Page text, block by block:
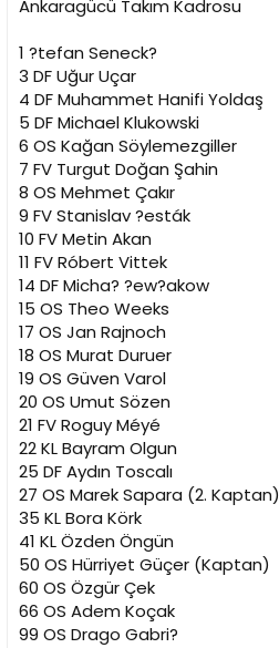
Ankaragücü Takım Kadrosu
1 ?tefan Seneck?
3 DF Uğur Uçar
4 DF Muhammet Hanifi Yoldaş
5 DF Michael Klukowski
6 OS Kağan Söylemezgiller
7 FV Turgut Doğan Şahin
8 OS Mehmet Çakır
9 FV Stanislav ?esták
10 FV Metin Akan
11 FV Róbert Vittek
14 DF Micha? ?ew?akow
15 OS Theo Weeks
17 OS Jan Rajnoch
18 OS Murat Duruer
19 OS Güven Varol
20 OS Umut Sözen
21 FV Roguy Méyé
22 KL Bayram Olgun
25 DF Aydın Toscalı
27 OS Marek Sapara (2. Kaptan)
35 KL Bora Körk
41 KL Özden Öngün
50 OS Hürriyet Güçer (Kaptan)
60 OS Özgür Çek
66 OS Adem Koçak
99 OS Drago Gabri?